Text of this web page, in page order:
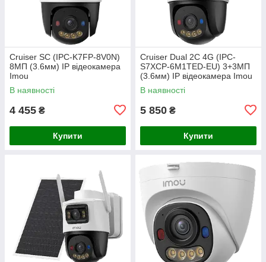
Cruiser SC (IPC-K7FP-8V0N)
8МП (3.6мм) IP відеокамера
Imou
В наявності
4 455 ₴
Купити
Cruiser Dual 2C 4G (IPC-
S7XCP-6M1TED-EU) 3+3МП
(3.6мм) IP відеокамера Imou
В наявності
5 850 ₴
Купити